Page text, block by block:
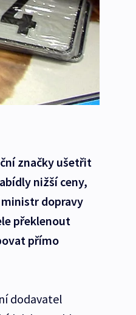
značky ušetřit
nižší ceny,
dopravy
překlenout
přímo
dodavatel